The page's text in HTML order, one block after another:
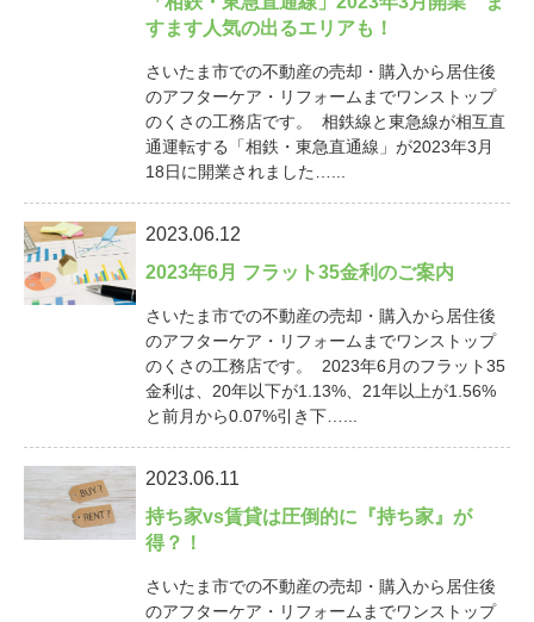
すます人気の出るエリアも！
さいたま市での不動産の売却・購入から居住後
のアフターケア・リフォームまでワンストップ
のくさの工務店です。 相鉄線と東急線が相互直
通運転する「相鉄・東急直通線」が2023年3月
18日に開業されました…...
2023.06.12
2023年6月 フラット35金利のご案内
さいたま市での不動産の売却・購入から居住後
のアフターケア・リフォームまでワンストップ
のくさの工務店です。 2023年6月のフラット35
金利は、20年以下が1.13%、21年以上が1.56%
と前月から0.07%引き下…...
2023.06.11
持ち家vs賃貸は圧倒的に『持ち家』が
得？！
さいたま市での不動産の売却・購入から居住後
のアフターケア・リフォームまでワンストップ